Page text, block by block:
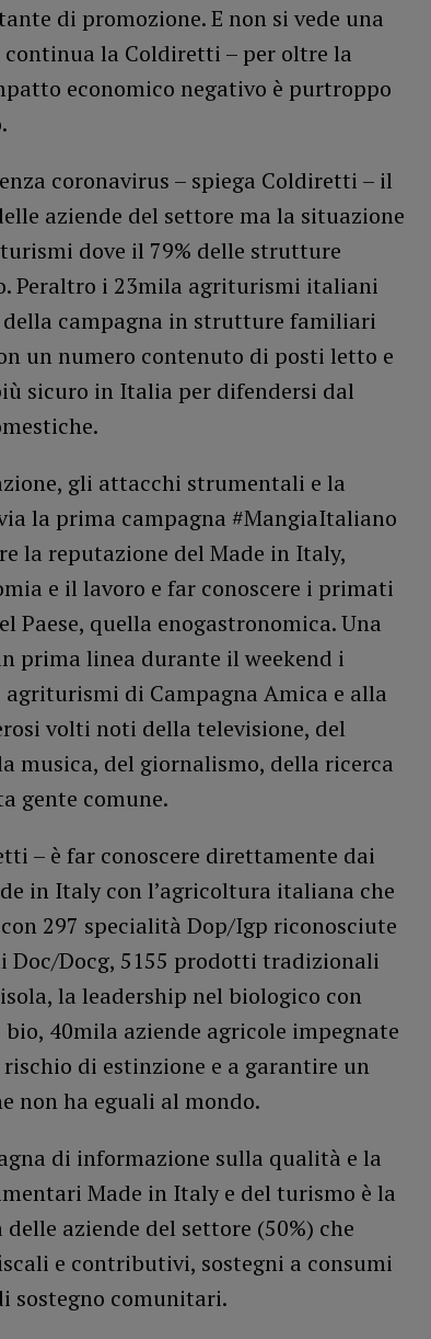
di promozione. E non si vede una
la Coldiretti – per oltre la
economico negativo è purtroppo
coronavirus – spiega Coldiretti – il
aziende del settore ma la situazione
dove il 79% delle strutture
Peraltro i 23mila agriturismi italiani
campagna in strutture familiari
un numero contenuto di posti letto e
sicuro in Italia per difendersi dal
gli attacchi strumentali e la
la prima campagna #MangiaItaliano
la reputazione del Made in Italy,
e il lavoro e far conoscere i primati
Paese, quella enogastronomica. Una
prima linea durante il weekend i
di Campagna Amica e alla
volti noti della televisione, del
musica, del giornalismo, della ricerca
gente comune.
– è far conoscere direttamente dai
in Italy con l’agricoltura italiana che
297 specialità Dop/Igp riconosciute
Doc/Docg, 5155 prodotti tradizionali
la leadership nel biologico con
40mila aziende agricole impegnate
di estinzione e a garantire un
non ha eguali al mondo.
di informazione sulla qualità e la
Made in Italy e del turismo è la
aziende del settore (50%) che
e contributivi, sostegni a consumi
sostegno comunitari.